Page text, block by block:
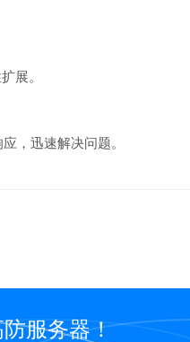
展。
，迅速解决问题。
服务器！